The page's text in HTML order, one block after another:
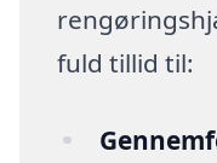
fuld tillid til: